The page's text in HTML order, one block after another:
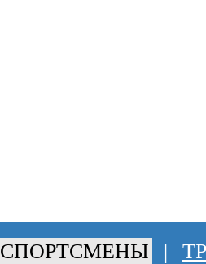
СПОРТСМЕНЫ |